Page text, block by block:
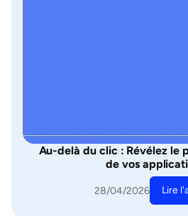
Au-delà du clic : Révélez le
de vos
28/04/2026 Lire